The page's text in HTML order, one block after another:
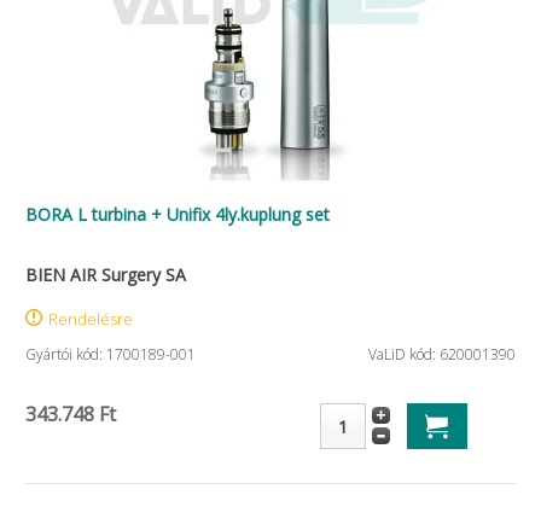
BORA L turbina + Unifix 4ly.kuplung set
BIEN AIR Surgery SA
Rendelésre
Gyártói kód: 1700189-001 VaLiD kód: 620001390
343.748 Ft